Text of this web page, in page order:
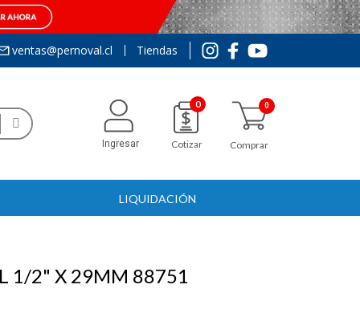
ventas@pernoval.cl Tiendas
Ingresar
0
Cotizar Comprar
LIQUIDACIÓN
1/2" X 29MM 88751